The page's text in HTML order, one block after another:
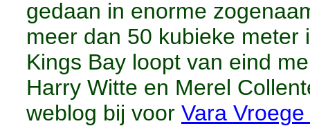
gedaan in enorme
meer dan 50 kubieke
Kings Bay loopt van eind
Harry Witte en Merel
weblog bij voor Vara